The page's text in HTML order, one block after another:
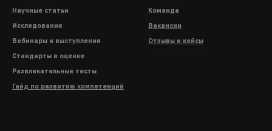
Научные статьи
Исследования
Вебинары и выступления
Стандарты в оценке
Развлекательные тесты
Гайд по развитию компетенций
Команда
Вакансии
Отзывы и кейсы